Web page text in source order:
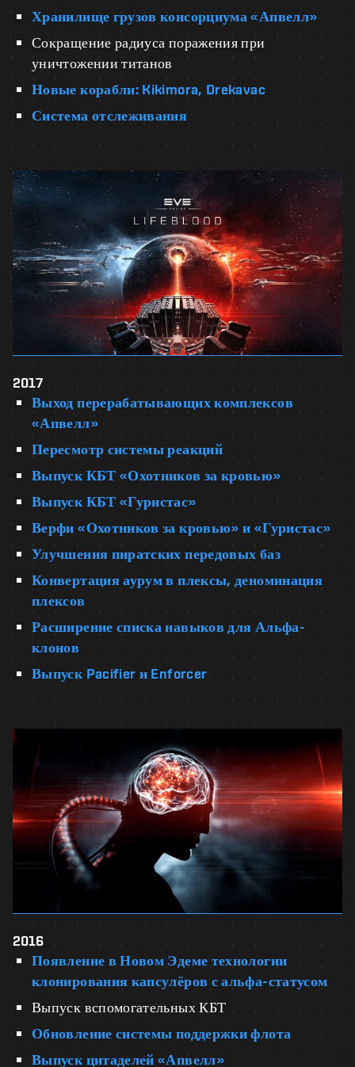
Хранилище грузов консорциума «Апвелл»
Сокращение радиуса поражения при
уничтожении титанов
Новые корабли: Kikimora, Drekavac
Система отслеживания
2017
Выход перерабатывающих комплексов
«Апвелл»
Пересмотр системы реакций
Выпуск КБТ «Охотников за кровью»
Выпуск КБТ «Гуристас»
Верфи «Охотников за кровью» и «Гуристас»
Улучшения пиратских передовых баз
Конвертация аурум в плексы, деноминация
плексов
Расширение списка навыков для Альфа-
клонов
Выпуск Pacifier и Enforcer
2016
Появление в Новом Эдеме технологии
клонирования капсулёров с альфа-статусом
Выпуск вспомогательных КБТ
Обновление системы поддержки флота
Выпуск цитаделей «Апвелл»